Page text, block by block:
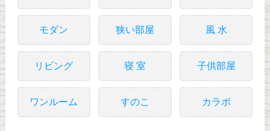
モダン 狭い部屋 風 水
リビング 寝 室 子供部屋
ワンルーム すのこ カラボ